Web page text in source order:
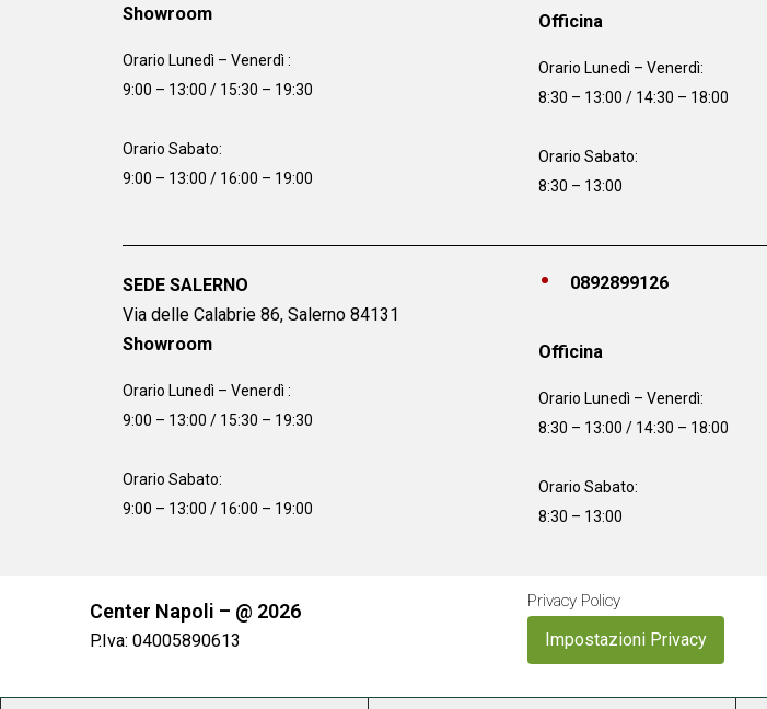
Showroom
Orario Lunedì – Venerdì :
9:00 – 13:00 / 15:30 – 19:30
Orario Sabato:
9:00 – 13:00 / 16:00 – 19:00
Officina
Orario Lunedì – Venerdì:
8:30 – 13:00 / 14:30 – 18:00
Orario Sabato:
8:30 – 13:00
SEDE SALERNO
Via delle Calabrie 86, Salerno 84131
Showroom
Orario Lunedì – Venerdì :
9:00 – 13:00 / 15:30 – 19:30
Orario Sabato:
9:00 – 13:00 / 16:00 – 19:00
0892899126
Officina
Orario Lunedì – Venerdì:
8:30 – 13:00 / 14:30 – 18:00
Orario Sabato:
8:30 – 13:00
Center Napoli – @ 2026
P.Iva: 04005890613
Privacy Policy
Impostazioni Privacy